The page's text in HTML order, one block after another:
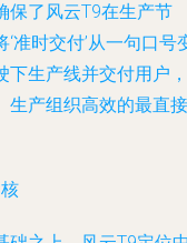
保了风云T9在生产节
准时交付’从一句口号
下生产线并交付用户，
生产组织高效的最直接